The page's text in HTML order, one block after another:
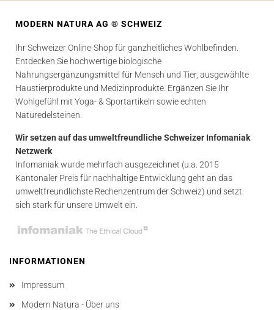
MODERN NATURA AG ® SCHWEIZ
Ihr Schweizer Online-Shop für ganzheitliches Wohlbefinden.
Entdecken Sie hochwertige biologische
Nahrungsergänzungsmittel für Mensch und Tier, ausgewählte
Haustierprodukte und Medizinprodukte. Ergänzen Sie Ihr
Wohlgefühl mit Yoga- & Sportartikeln sowie echten
Naturedelsteinen.
Wir setzen auf das umweltfreundliche Schweizer Infomaniak
Netzwerk
Infomaniak wurde mehrfach ausgezeichnet (u.a. 2015
Kantonaler Preis für nachhaltige Entwicklung geht an das
umweltfreundlichste Rechenzentrum der Schweiz) und setzt
sich stark für unsere Umwelt ein.
INFORMATIONEN
Impressum
Modern Natura - Über uns